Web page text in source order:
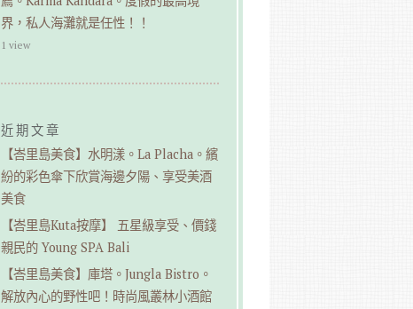
界，私人海灘就是任性！！
1 view
近期文章
【峇里島美食】水明漾。La Placha。繽
紛的彩色傘下欣賞海邊夕陽、享受美酒
美食
【峇里島Kuta按摩】 五星級享受、價錢
親民的 Young SPA Bali
【峇里島美食】庫塔。Jungla Bistro。
解放內心的野性吧！時尚風叢林小酒館